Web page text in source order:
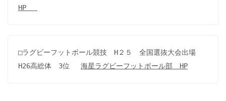
HP
□ラグビーフットボール競技　H２５　全国選抜大会出場
H26高総体　3位 海星ラグビーフットボール部　HP